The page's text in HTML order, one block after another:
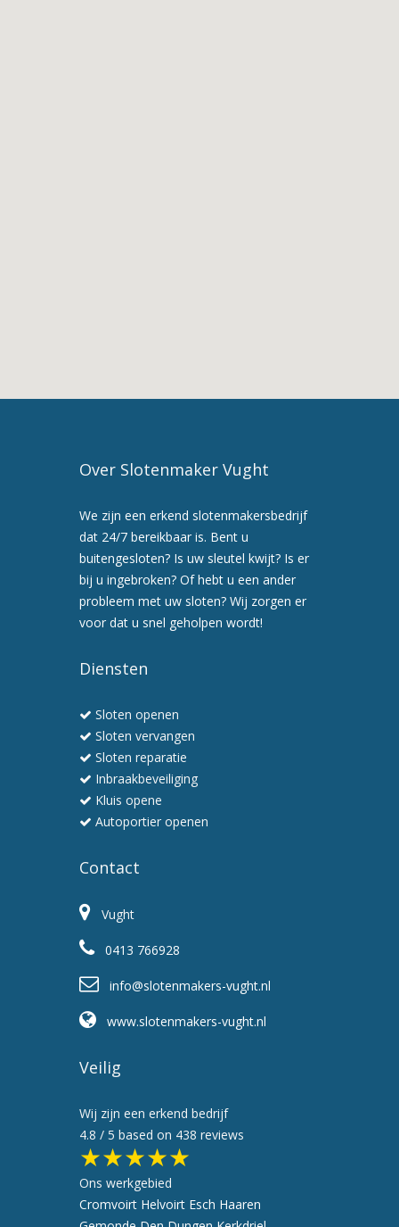
Over Slotenmaker Vught
We zijn een erkend slotenmakersbedrijf
dat 24/7 bereikbaar is. Bent u
buitengesloten? Is uw sleutel kwijt? Is er
bij u ingebroken? Of hebt u een ander
probleem met uw sloten? Wij zorgen er
voor dat u snel geholpen wordt!
Diensten
Sloten openen
Sloten vervangen
Sloten reparatie
Inbraakbeveiliging
Kluis opene
Autoportier openen
Contact
Vught
0413 766928
info@slotenmakers-vught.nl
www.slotenmakers-vught.nl
Veilig
Wij zijn een erkend bedrijf
4.8 / 5 based on 438 reviews
★★★★★
Ons werkgebied
Cromvoirt Helvoirt Esch Haaren